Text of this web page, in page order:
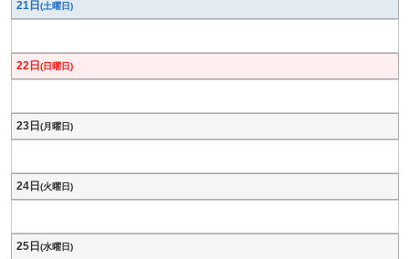
21日 (土曜日)
22日 (日曜日)
23日 (月曜日)
24日 (火曜日)
25日 (水曜日)